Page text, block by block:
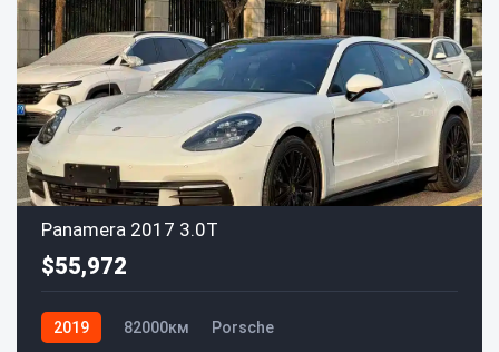
Panamera 2017 3.0T
$55,972
2019 82000км Porsche